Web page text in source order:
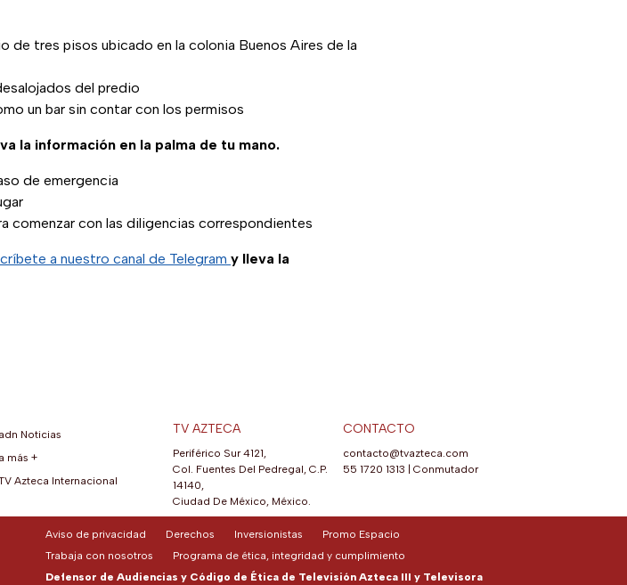
de tres pisos ubicado en la colonia Buenos Aires de la
del predio
un bar sin contar con los permisos
la información en la palma de tu mano.
de emergencia
comenzar con las diligencias correspondientes
a nuestro canal de Telegram y lleva la
pestaña)
adn Noticias
a más +
Azteca Internacional
TV AZTECA
Periférico Sur 4121,
Col. Fuentes Del Pedregal, C.P.
14140,
Ciudad De México, México.
CONTACTO
contacto@tvazteca.com
55 1720 1313 | Conmutador
Aviso de privacidad Derechos Inversionistas
Promo Espacio
Trabaja con nosotros
Programa de ética, integridad y cumplimiento
Defensor de Audiencias y Código de Ética de Televisión Azteca III y Televisora